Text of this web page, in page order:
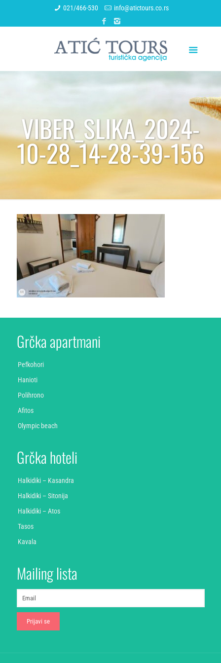
021/466-530 info@atictours.co.rs
VIBER_SLIKA_2024-
10-28_14-28-39-156
Grčka apartmani
Pefkohori
Hanioti
Polihrono
Afitos
Olympic beach
Grčka hoteli
Halkidiki – Kasandra
Halkidiki – Sitonija
Halkidiki – Atos
Tasos
Kavala
Mailing lista